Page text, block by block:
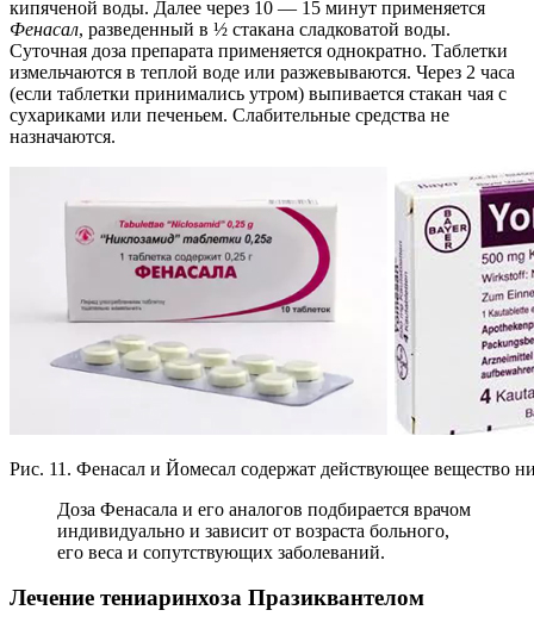
кипяченой воды. Далее через 10 — 15 минут применяется
Фенасал, разведенный в ½ стакана сладковатой воды.
Суточная доза препарата применяется однократно. Таблетки
измельчаются в теплой воде или разжевываются. Через 2 часа
(если таблетки принимались утром) выпивается стакан чая с
сухариками или печеньем. Слабительные средства не
назначаются.
Рис. 11. Фенасал и Йомесал содержат действующее вещество
Доза Фенасала и его аналогов подбирается врачом
индивидуально и зависит от возраста больного,
его веса и сопутствующих заболеваний.
Лечение тениаринхоза Празиквантелом